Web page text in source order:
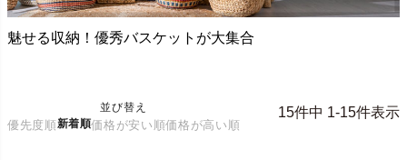
魅せる収納！優秀バスケットが大集合
並び替え
優先度順新着順価格が安い順価格が高い順
15件中 1-15件表示